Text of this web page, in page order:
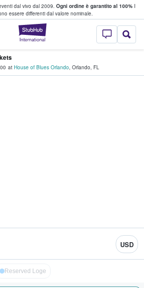
dal vivo dal 2009. Ogni ordine è garantito al 100%I
essere differenti dal valore nominale.
StubHub - Dove
vendono biglietti
at House of Blues Orlando, Orlando, FL
USD
Reserved Loge